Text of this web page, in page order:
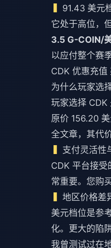
91.43 美元
它处于高位，
3.5 G-COIN/
以应付整个赛
CDK 优惠充值
为什么玩家选
玩家选择
原价 156.20
全文章，其代
支付灵活性
CDK 平台接受
常重要。您购
地区价格差
美元档位是参
化。更大的陷
我曾测试过在